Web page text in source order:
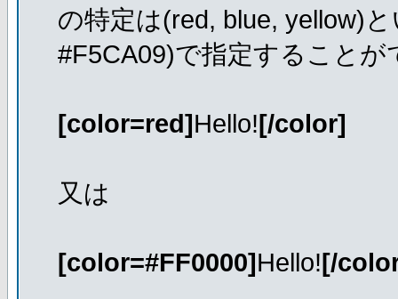
の特定は(red, blue, yellow)
#F5CA09)で指定することが
[color=red]Hello![/color]
又は
[color=#FF0000]Hello![/